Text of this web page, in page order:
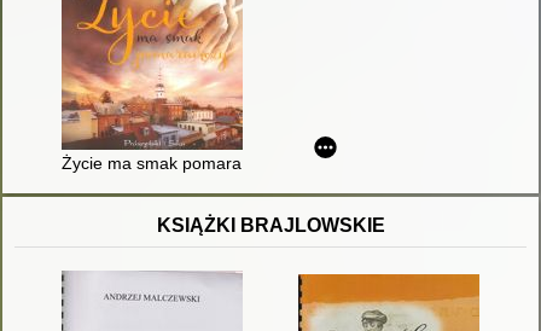
Życie ma smak pomarańczy
KSIĄŻKI BRAJLOWSKIE